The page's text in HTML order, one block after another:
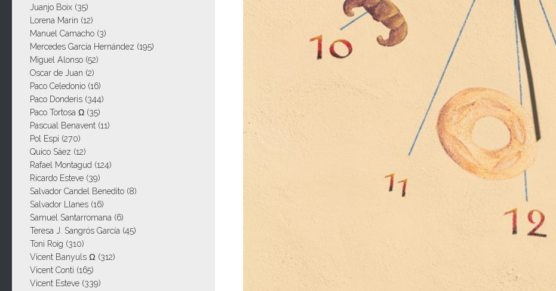
Juanjo Boix (35)
Lorena Marín (12)
Manuel Camacho (3)
Mercedes García Hernández (195)
Miguel Alonso (52)
Oscar de Juan (2)
Paco Celedonio (16)
Paco Donderis (344)
Paco Tortosa Ω (35)
Pascual Benavent (11)
Pol Espi (270)
Quico Sáez (12)
Rafael Montagud (124)
Ricardo Esteve (39)
Salvador Candel Benedito (8)
Salvador Llanes (16)
Samuel Santarromana (6)
Teresa J. Sangrós García (45)
Toni Roig (310)
Vicent Banyuls Ω (312)
Vicent Conti (165)
Vicent Esteve (339)